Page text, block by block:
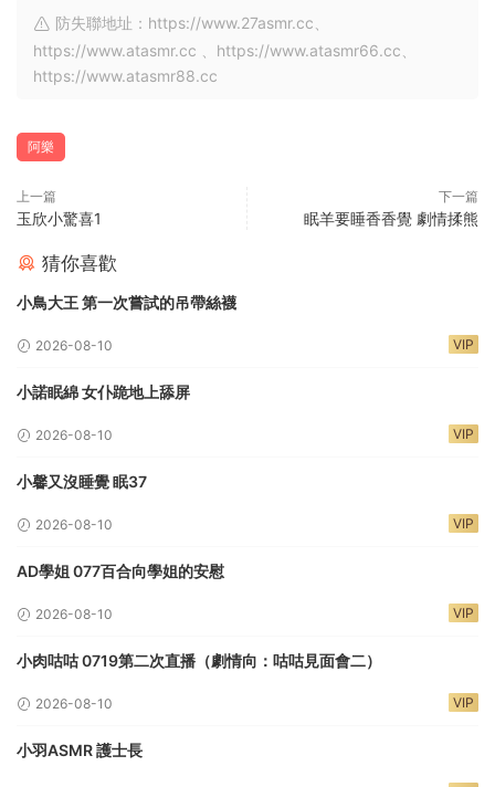
防失聯地址：https://www.27asmr.cc、
https://www.atasmr.cc 、https://www.atasmr66.cc、
https://www.atasmr88.cc
阿樂
上一篇
玉欣小驚喜1
下一篇
眠羊要睡香香覺 劇情揉熊
猜你喜歡
小鳥大王 第一次嘗試的吊帶絲襪
2026-08-10 VIP
小諾眠綿 女仆跪地上舔屏
2026-08-10 VIP
小馨又沒睡覺 眠37
2026-08-10 VIP
AD學姐 077百合向學姐的安慰
2026-08-10 VIP
小肉咕咕 0719第二次直播（劇情向：咕咕見面會二）
2026-08-10 VIP
小羽ASMR 護士長